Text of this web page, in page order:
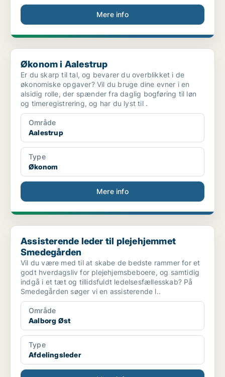
Mere info
Økonom i Aalestrup
Økonom i Aalestrup
Er du skarp til tal, og bevarer du overblikket i de
økonomiske opgaver? Vil du bruge dine evner i en
alsidig rolle, der spænder fra daglig bogføring til løn
og timeregistrering, og har du lyst til .
Område
Aalestrup
Type
Økonom
Mere info
Assisterende leder til plejehjemmet Smedegården
Assisterende leder til plejehjemmet
Smedegården
Vil du være med til at skabe de bedste rammer for et
godt hverdagsliv for plejehjemsbeboere, og samtidig
indgå i et tæt og tillidsfuldt ledelsesfællesskab? På
Smedegården søger vi en assisterende l..
Område
Aalborg Øst
Type
Afdelingsleder